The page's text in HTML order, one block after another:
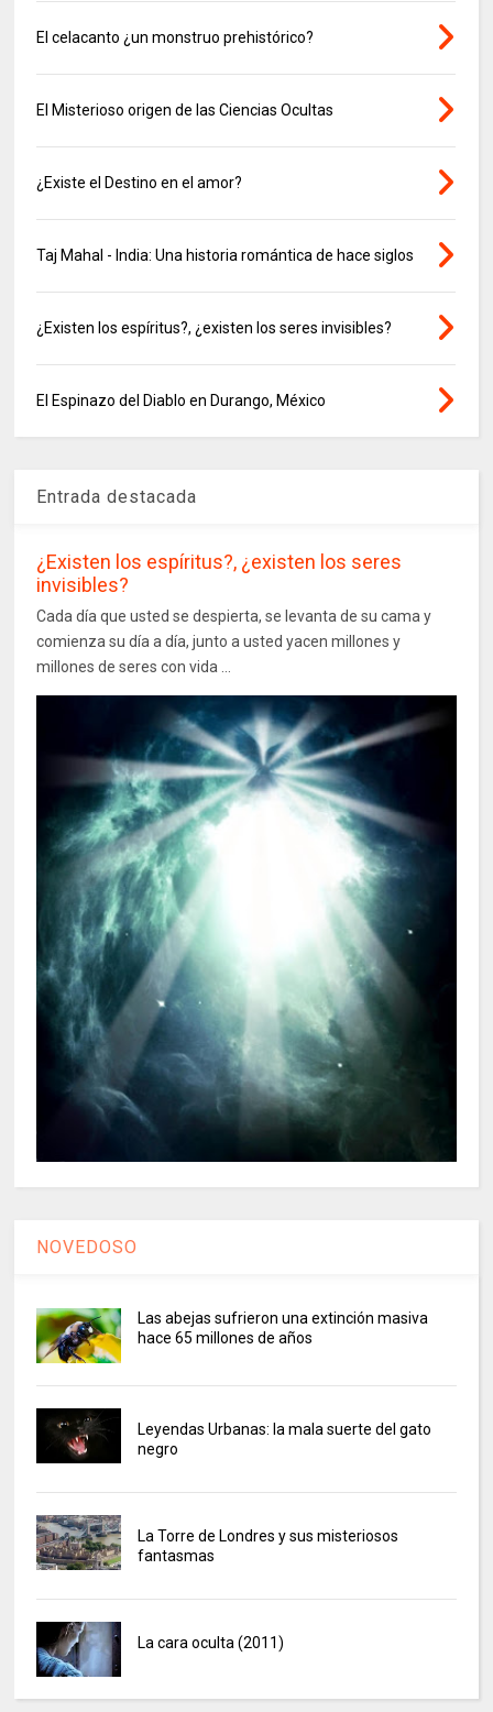
El celacanto ¿un monstruo prehistórico?
El Misterioso origen de las Ciencias Ocultas
¿Existe el Destino en el amor?
Taj Mahal - India: Una historia romántica de hace siglos
¿Existen los espíritus?, ¿existen los seres invisibles?
El Espinazo del Diablo en Durango, México
Entrada destacada
¿Existen los espíritus?, ¿existen los seres
invisibles?
Cada día que usted se despierta, se levanta de su cama y
comienza su día a día, junto a usted yacen millones y
millones de seres con vida ...
NOVEDOSO
Las abejas sufrieron una extinción masiva
hace 65 millones de años
Leyendas Urbanas: la mala suerte del gato
negro
La Torre de Londres y sus misteriosos
fantasmas
La cara oculta (2011)